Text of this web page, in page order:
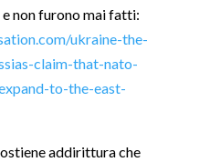
non furono mai fatti:
ukraine-the-
claim-that-nato-
to-the-east-
addirittura che